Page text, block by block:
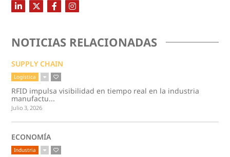
NOTICIAS RELACIONADAS
SUPPLY CHAIN
Logística
RFID impulsa visibilidad en tiempo real en la industria
manufactu...
Julio 3, 2026
ECONOMÍA
Industria